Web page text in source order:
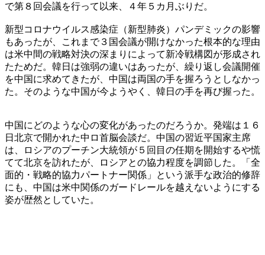
で第８回会議を行って以来、４年５カ月ぶりだ。
新型コロナウイルス感染症（新型肺炎）パンデミックの影響
もあったが、これまで３国会議が開けなかった根本的な理由
は米中間の戦略対決の深まりによって新冷戦構図が形成され
たためだ。韓日は強弱の違いはあったが、繰り返し会議開催
を中国に求めてきたが、中国は両国の手を握ろうとしなかっ
た。そのような中国が今ようやく、韓日の手を再び握った。
中国にどのような心の変化があったのだろうか。発端は１６
日北京で開かれた中ロ首脳会談だ。中国の習近平国家主席
は、ロシアのプーチン大統領が５回目の任期を開始するや慌
てて北京を訪れたが、ロシアとの協力程度を調節した。「全
面的・戦略的協力パートナー関係」という派手な政治的修辞
にも、中国は米中関係のガードレールを越えないようにする
姿が歴然としていた。